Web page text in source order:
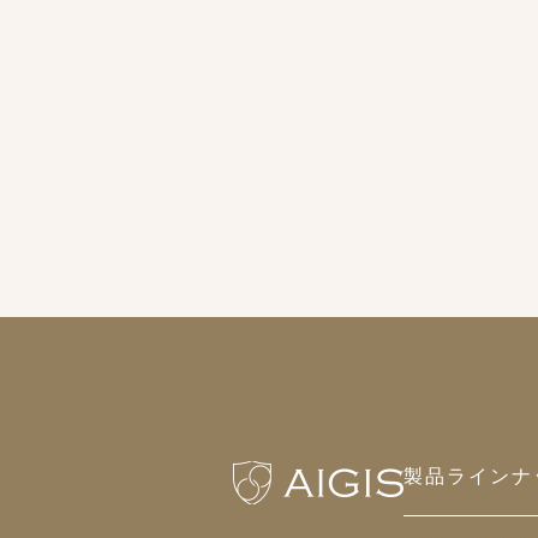
製品ラインナ